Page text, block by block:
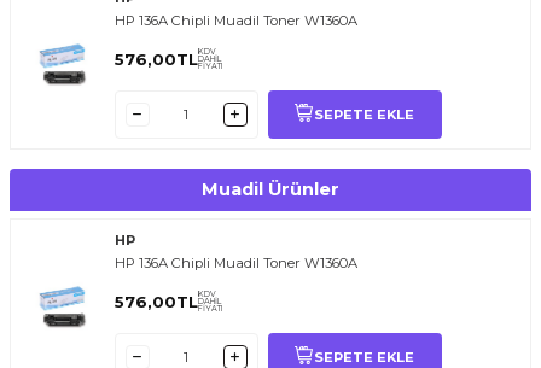
Kartuşu doğrudan güneş ışığından uzak, serin ve kuru ortamda
En iyi baskı kalitesi için orijinal HP toner kullanmaya devam edin.
HP 136A Chipli Muadil Toner W1360A
576,00TLKDV
DAHİL
FİYATI
SEPETE EKLE
Muadil Ürünler
HP
HP 136A Chipli Muadil Toner W1360A
576,00TLKDV
DAHİL
FİYATI
SEPETE EKLE